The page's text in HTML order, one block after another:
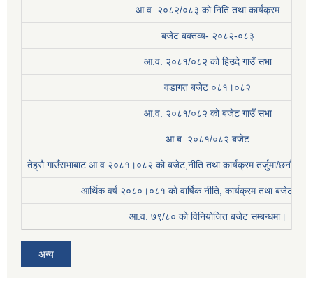
आ.व. २०८२/०८३ को निति तथा कार्यक्रम
बजेट बक्तव्य- २०८२-०८३
आ.व. २०८१/०८२ को हिउदे गाउँ सभा
वडागत बजेट ०८१।०८२
आ.व. २०८१/०८२ को बजेट गाउँ सभा
आ.ब. २०८१/०८२ बजेट
तेह्रौ गाउँसभाबाट आ व २०८१।०८२ को बजेट,नीति तथा कार्यक्रम तर्जुमा/छनौट
आर्थिक वर्ष २०८०।०८१ काे वार्षिक नीति, कार्यक्रम तथा बजेट
आ.व. ७९/८० को विनियोजित बजेट सम्बन्धमा।
अन्य